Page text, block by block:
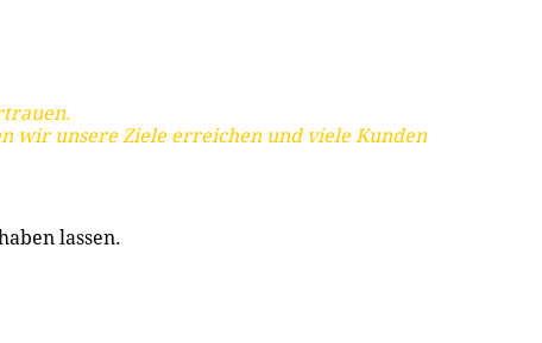
wir unsere Ziele erreichen und viele Kunden
lassen.